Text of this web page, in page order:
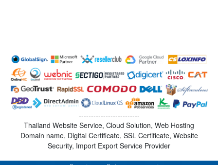
-------------------------
Thailand Website Service, Cloud Solution, Web Hosting
Domain name, Digital Certificate, SSL Certificate, Website
Security, Import Export Service Provider